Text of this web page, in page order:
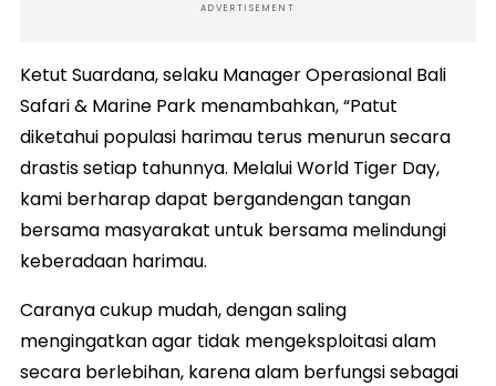
ADVERTISEMENT
Ketut Suardana, selaku Manager Operasional Bali
Safari & Marine Park menambahkan, “Patut
diketahui populasi harimau terus menurun secara
drastis setiap tahunnya. Melalui World Tiger Day,
kami berharap dapat bergandengan tangan
bersama masyarakat untuk bersama melindungi
keberadaan harimau.
Caranya cukup mudah, dengan saling
mengingatkan agar tidak mengeksploitasi alam
secara berlebihan, karena alam berfungsi sebagai